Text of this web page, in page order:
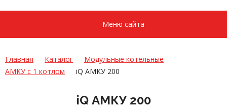
Меню сайта
Главная Каталог
Модульные котельные
АМКУ с 1 котлом
iQ АМКУ 200
iQ АМКУ 200